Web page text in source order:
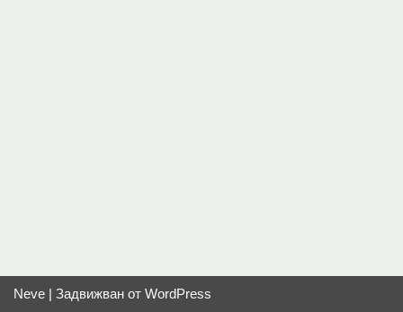
Neve | Задвижван от WordPress